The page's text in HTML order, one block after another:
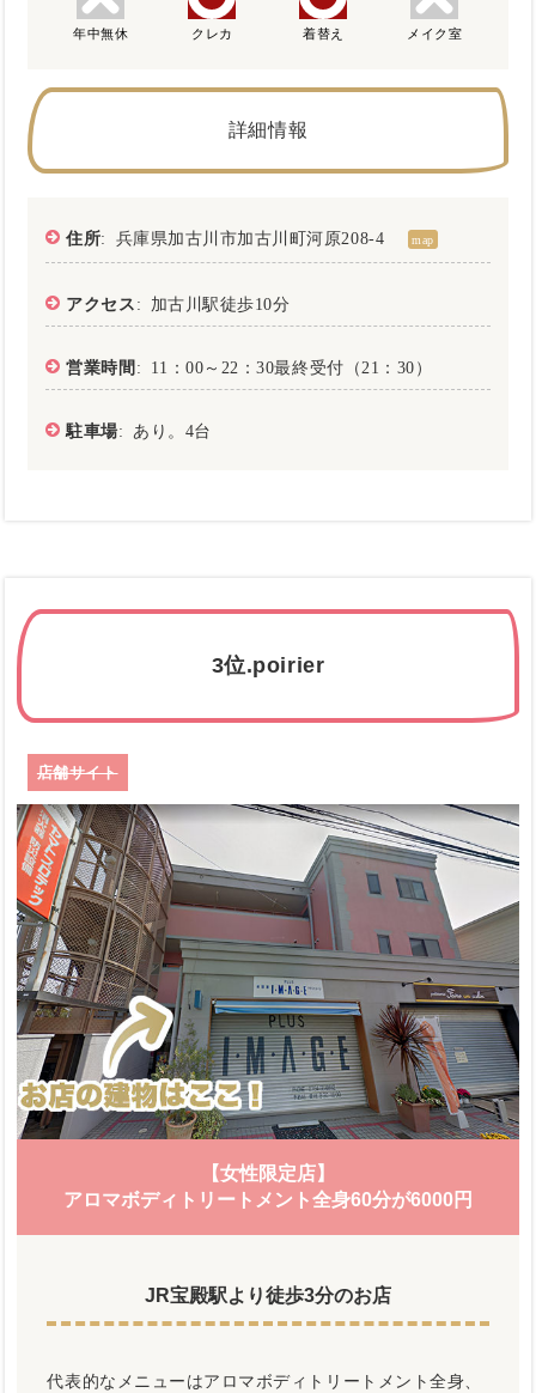
年中無休 クレカ 着替え メイク室
詳細情報
住所: 兵庫県加古川市加古川町河原208-4 map
アクセス : 加古川駅徒歩10分
営業時間 : 11：00～22：30最終受付（21：30）
駐車場: あり。4台
3位.poirier
店舗サイト
【女性限定店】
アロマボディトリートメント全身60分が6000円
JR宝殿駅より徒歩3分のお店
代表的なメニューはアロマボディトリートメント全身、